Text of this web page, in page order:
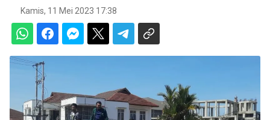
Kamis, 11 Mei 2023 17:38